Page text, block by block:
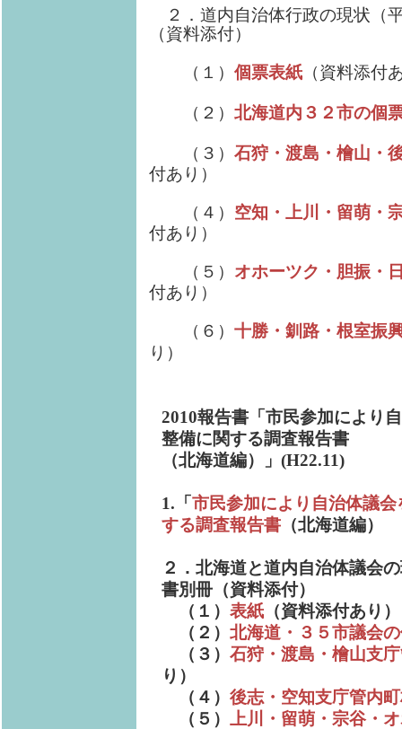
２．道内自治体行政の現状（
（資料添付）
（１） 個票表紙 （資料添付
（２） 北海道内３２市の個
（３） 石狩・渡島・檜山・
付あり）
（４） 空知・上川・留萌・
付あり）
（５） オホーツク・胆振・
付あり）
（６） 十勝・釧路・根室振
り）
2010報告書「市民参加により
整備に関する調査報告書
（北海道編）」(H22.11)
1.「市民参加により自治体議
する調査報告書 （北海道編）
２．北海道と道内自治体議会
書別冊（資料添付）
（１） 表紙 （資料添付あり）
（２） 北海道・３５市議会
（３） 石狩・渡島・檜山支
り）
（４） 後志・空知支庁管内
（５） 上川・留萌・宗谷・